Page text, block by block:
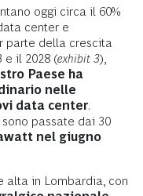
oggi circa il 60%
center e
parte della crescita
e il 2028 (exhibit 3),
Paese ha
nelle
data center.
passate dai 30
nel giugno
alta in Lombardia, con